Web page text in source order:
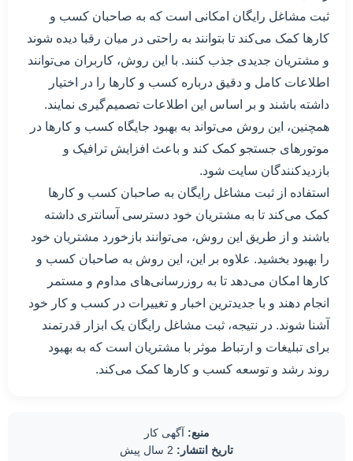
ثبت مشاغل رایگان امکانی است که به صاحبان کسب و
کارها کمک می‌کند تا بتوانند به راحتی در میان رقبا دیده شوند
و مشتریان جدیدی جذب کنند. با این روش، کاربران می‌توانند
اطلاعات کامل و دقیق درباره کسب و کارها را در اختیار
داشته باشند و بر اساس این اطلاعات تصمیم‌گیری نمایند.
همچنین، این روش می‌تواند به بهبود جایگاه کسب و کارها در
موتورهای جستجو کمک کند و باعث افزایش ترافیک و
بازدیدکنندگان سایت شود.
استفاده از ثبت مشاغل رایگان به صاحبان کسب و کارها
کمک می‌کند تا به مشتریان خود دسترسی آسانتری داشته
باشند و از طریق این روش، می‌توانند بازخورد مشتریان خود
را بهبود بخشید. علاوه بر این، این روش به صاحبان کسب و
کارها امکان می‌دهد تا به روزرسانی‌های مداوم و مستمر
انجام دهند و با جدیدترین اخبار و تغییرات در کسب و کار خود
آشنا شوند. در نتیجه، ثبت مشاغل رایگان یک ابزار قدرتمند
برای تبلیغات و ارتباط موثر با مشتریان است که به بهبود
روند رشد و توسعه کسب و کارها کمک می‌کند.
منبع: آگهی کار
تاریخ انتشار: